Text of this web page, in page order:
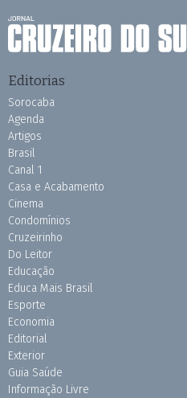
Editorias
Sorocaba
Agenda
Artigos
Brasil
Canal 1
Casa e Acabamento
Cinema
Condomínios
Cruzeirinho
Do Leitor
Educação
Educa Mais Brasil
Esporte
Economia
Editorial
Exterior
Guia Saúde
Informação Livre